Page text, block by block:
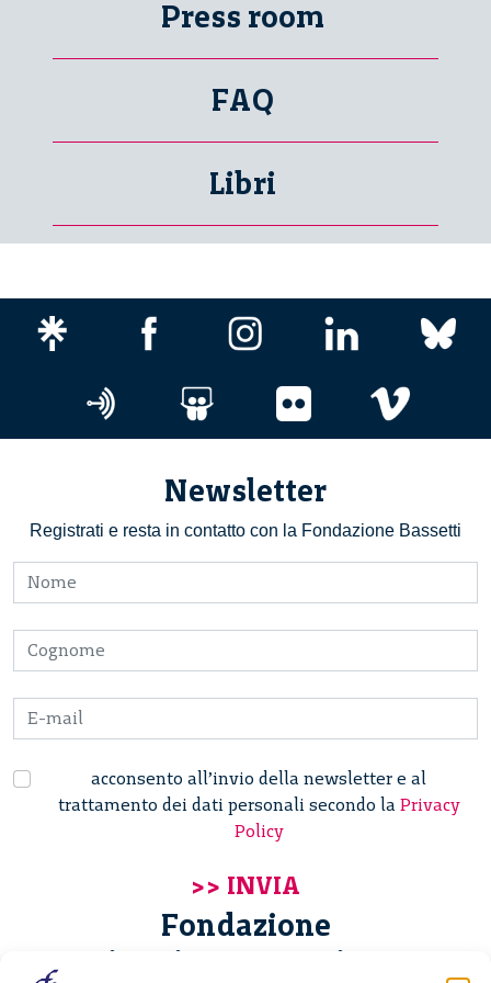
Press room
FAQ
Libri
Newsletter
Registrati e resta in contatto con la Fondazione Bassetti
acconsento all’invio della newsletter e al
trattamento dei dati personali secondo la Privacy
Policy
Fondazione
Giannino Bassetti ETS